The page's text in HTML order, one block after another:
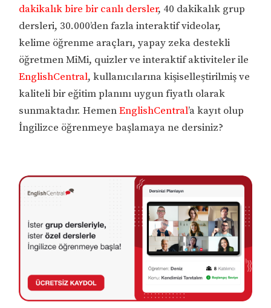
dakikalık bire bir canlı dersler, 40 dakikalık grup
dersleri, 30.000’den fazla interaktif videolar,
kelime öğrenme araçları, yapay zeka destekli
öğretmen MiMi, quizler ve interaktif aktiviteler ile
EnglishCentral, kullanıcılarına kişiselleştirilmiş ve
kaliteli bir eğitim planını uygun fiyatlı olarak
sunmaktadır. HemenEnglishCentral’a kayıt olup
İngilizce öğrenmeye başlamaya ne dersiniz?